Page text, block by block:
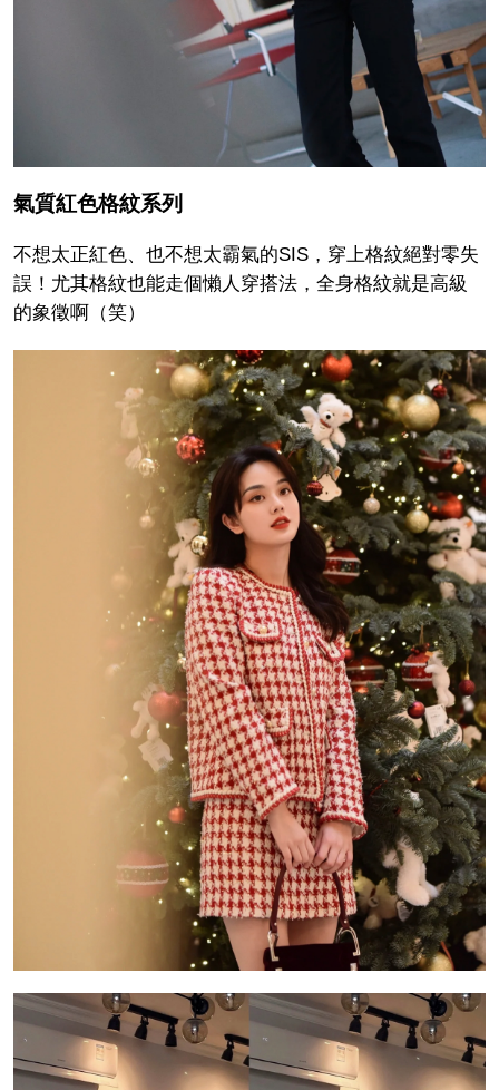
氣質紅色格紋系列
不想太正紅色、也不想太霸氣的SIS，穿上格紋絕對零失
誤！尤其格紋也能走個懶人穿搭法，全身格紋就是高級
的象徵啊（笑）